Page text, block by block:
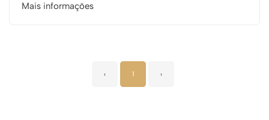
Mais informações
‹ 1 ›